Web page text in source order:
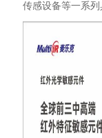
传感设备等一系列